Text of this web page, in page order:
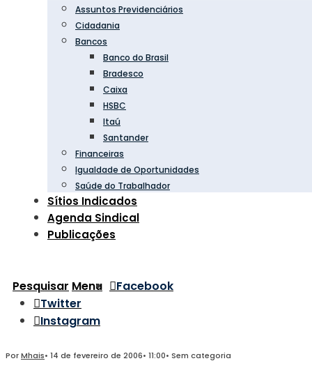
Assuntos Previdenciários
Cidadania
Bancos
Banco do Brasil
Bradesco
Caixa
HSBC
Itaú
Santander
Financeiras
Igualdade de Oportunidades
Saúde do Trabalhador
Sítios Indicados
Agenda Sindical
Publicações
Pesquisar Menu
Facebook
Twitter
Instagram
PorMhais• 14 de fevereiro de 2006• 11:00• Sem categoria